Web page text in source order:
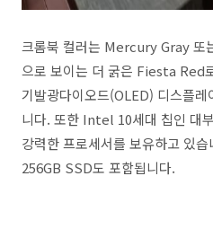
크롬북 컬러는 Mercury Gray 또
으로 보이는 더 굵은 Fiesta Red
기발광다이오드(OLED) 디스플
니다. 또한 Intel 10세대 칩인 대
강력한 프로세서를 보유하고 있
256GB SSD도 포함됩니다.